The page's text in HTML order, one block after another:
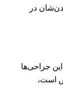
در
جراحی‌ها
است،